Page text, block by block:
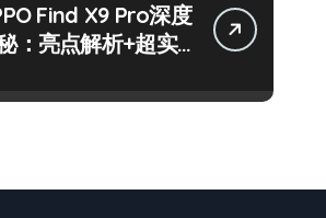
Find X9 Pro深度
：亮点解析+超实